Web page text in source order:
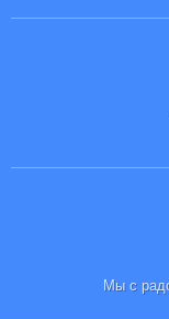
Мы с